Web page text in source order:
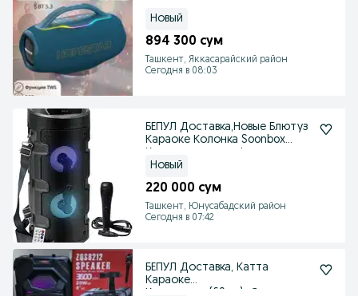
Новый
894 300 сум
Ташкент, Яккасарайский район
Сегодня в 08:03
БЕПУЛ Доставка,Новые Блютуз
Караоке Колонка Soonbox
Новый
220 000 сум
Ташкент, Юнусабадский район
Сегодня в 07:42
БЕПУЛ Доставка, Катта
Караоке